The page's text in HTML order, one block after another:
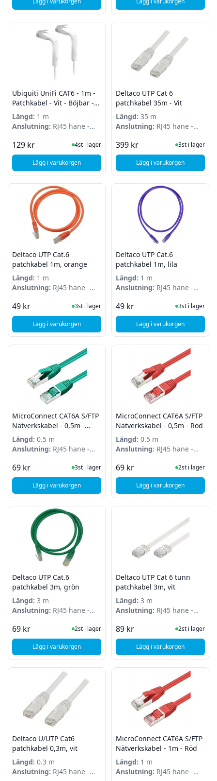
, MicroConnect CAT6A S/FTP Nätverkskabel - 1m - Gul
, Deltaco UTP Cat.6
Ubiquiti UniFi CAT6 - 1m -
Patchkabel - Vit - Böjbar -
Ultratunn
Längd: 1 m
Anslutning: RJ45 hane -
129 kr I Lager
4st i lager
Lägg i varukorgen, Ubiquiti UniFi CAT6 - 1m - Patchkabel - Vit - Böjbar -
Deltaco UTP Cat 6
patchkabel 35m - Vit
Längd: 35 m
Anslutning: RJ45 hane -
399 kr I Lager
3st i lager
Lägg i varukorgen, Deltaco UTP Cat 6
Deltaco UTP Cat.6
patchkabel 1m, orange
Längd: 1 m
Anslutning: RJ45 hane -
49 kr I Lager
3st i lager
Lägg i varukorgen, Deltaco UTP Cat.6 patchkabel 1m, orange
Deltaco UTP Cat.6
patchkabel 1m, lila
Längd: 1 m
Anslutning: RJ45 hane -
49 kr I Lager
3st i lager
Lägg i varukorgen, Deltaco UTP Cat.6
MicroConnect CAT6A S/FTP
Nätverkskabel - 0,5m -
Grön
Längd: 0.5 m
Anslutning: RJ45 hane -
69 kr I Lager
3st i lager
Lägg i varukorgen, MicroConnect CAT6A S/FTP Nätverkskabel - 0,5m - Grön
MicroConnect CAT6A S/FTP
Nätverkskabel - 0,5m - Röd
Längd: 0.5 m
Anslutning: RJ45 hane -
69 kr I Lager
2st i lager
Lägg i varukorgen
, MicroConnect
Deltaco UTP Cat.6
patchkabel 3m, grön
Längd: 3 m
Anslutning: RJ45 hane -
69 kr I Lager
2st i lager
Lägg i varukorgen, Deltaco UTP Cat.6 patchkabel 3m, grön
Deltaco UTP Cat 6 tunn
patchkabel 3m, vit
Längd: 3 m
Anslutning: RJ45 hane -
89 kr I Lager
2st i lager
Lägg i varukorgen, Deltaco UTP Cat 6
Deltaco U/UTP Cat6
patchkabel 0,3m, vit
Längd: 0.3 m
Anslutning: RJ45 hane -
MicroConnect CAT6A S/FTP
Nätverkskabel - 1m - Röd
Längd: 1 m
Anslutning: RJ45 hane -